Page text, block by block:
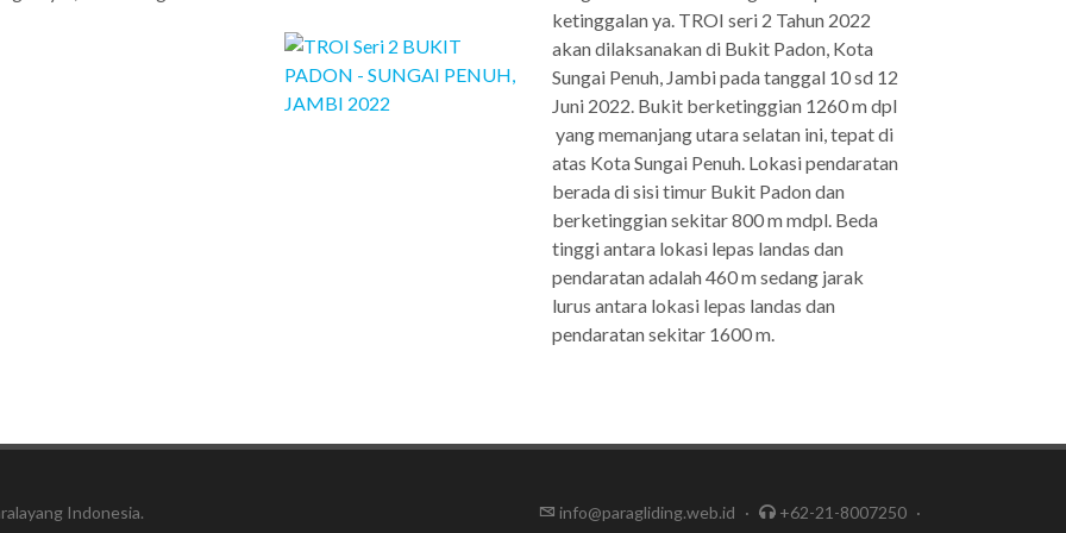
ketinggalan ya. TROI seri 2 Tahun 2022
akan dilaksanakan di Bukit Padon, Kota
Sungai Penuh, Jambi pada tanggal 10 sd 12
Juni 2022. Bukit berketinggian 1260 m dpl
yang memanjang utara selatan ini, tepat di
atas Kota Sungai Penuh. Lokasi pendaratan
berada di sisi timur Bukit Padon dan
berketinggian sekitar 800 m mdpl. Beda
tinggi antara lokasi lepas landas dan
pendaratan adalah 460 m sedang jarak
lurus antara lokasi lepas landas dan
pendaratan sekitar 1600 m.
Indonesia.
info@paragliding.web.id · +62-21-8007250 ·